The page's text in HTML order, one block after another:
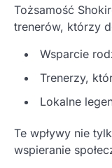
Tożsamość
trenerów, którzy
Wsparcie
Trenerzy,
Lokalne
Te wpływy nie
wspieranie